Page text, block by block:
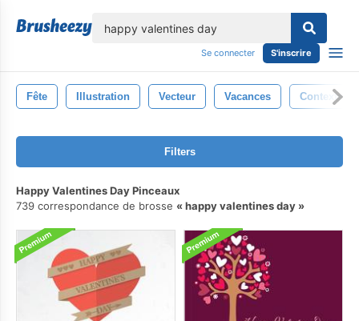
Se connecter S'inscrire
Fête Illustration Vecteur Vacances Contexte
Filters
Happy Valentines Day Pinceaux
739 correspondance de brosse
happy valentines day